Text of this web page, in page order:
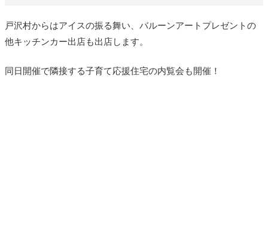
戸沢村からはアイスの振る舞い、バルーンアートプレゼントの
他キッチンカー出店も出店します。
同日開催で隣接する子育て応援住宅の内覧会も開催！